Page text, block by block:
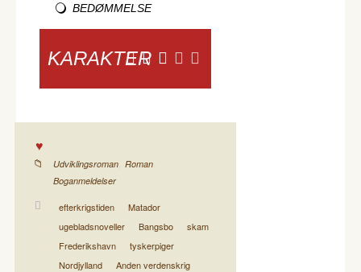
BEDØMMELSE
KARAKTER
Udviklingsroman Roman
Boganmeldelser
efterkrigstiden
Matador
ugebladsnoveller
Bangsbo
skam
Frederikshavn
tyskerpiger
Nordjylland
Anden verdenskrig